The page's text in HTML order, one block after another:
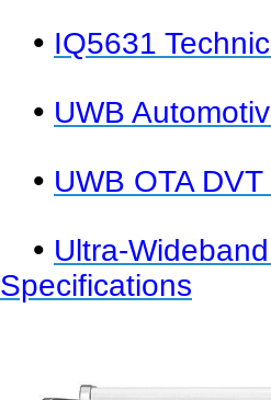
• IQ5631
• UWB
• UWB OTA
• Ultra-
Specifications